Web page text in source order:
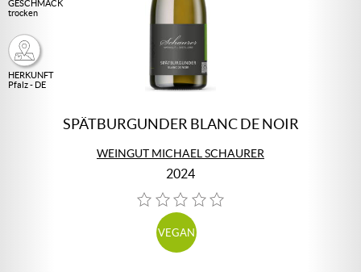
GESCHMACK
trocken
HERKUNFT
Pfalz - DE
SPÄTBURGUNDER BLANC DE NOIR
WEINGUT MICHAEL SCHAURER
2024
VEGAN